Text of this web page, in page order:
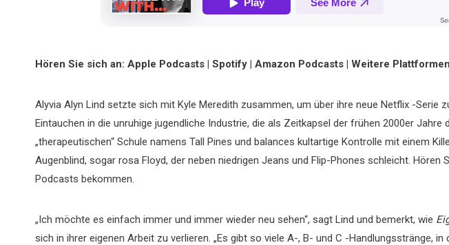
Hören Sie sich an: Apple Podcasts | Spotify | Amazon Podcasts | Weitere Plattformen
Alyvia Alyn Lind setzte sich mit Kyle Meredith zusammen, um über ihre neue Netflix -Serie
Eintauchen in die unruhige jugendliche Industrie, die als Zeitkapsel der frühen 2000er Jahre
„therapeutischen“ Schule namens Tall Pines und balances kultartige Kontrolle mit einem
Augenblind, sogar rosa Floyd, der neben niedrigen Jeans und Flip-Phones schleicht. Hören
Podcasts bekommen.
„Ich möchte es einfach immer und immer wieder neu sehen“, sagt Lind und bemerkt, wie
sich in ihrer eigenen Arbeit zu verlieren. „Es gibt so viele A-, B- und C -Handlungsstränge,